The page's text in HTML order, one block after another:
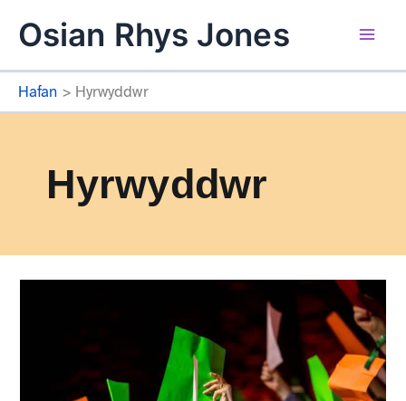
content
Osian Rhys Jones
Hafan Hyrwyddwr
Hyrwyddwr